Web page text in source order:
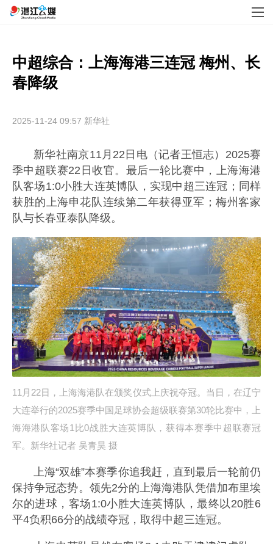
中超综合：上海海港三连冠 梅州、长
春降级
2025-11-24 09:57 新华社
新华社南京11月22日电（记者王恒志）2025赛
季中超联赛22日收官。最后一轮比赛中，上海海港
队客场1:0小胜大连英博队，实现中超三连冠；同样
获胜的上海申花队连续第二年获得亚军；梅州客家
队与长春亚泰队降级。
11月22日，上海海港队在颁奖仪式上庆祝夺冠。当日，在辽宁
大连举行的2025赛季中国足球协会超级联赛第30轮比赛中，上
海海港队客场1比0战胜大连英博队，获得本赛季中超联赛冠
军。新华社记者 吴青昊 摄
上海“双雄”本赛季你追我赶，直到最后一轮前仍
保持争冠态势。领先2分的上海海港队凭借加布里埃
尔的进球，客场1:0小胜大连英博队，最终以20胜6
平4负积66分的战绩夺冠，取得中超三连冠。